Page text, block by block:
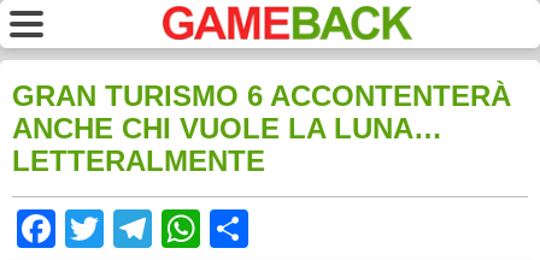
GRAN TURISMO 6 ACCONTENTERÀ
ANCHE CHI VUOLE LA LUNA…
LETTERALMENTE
Facebook
TwitterTelegram
WhatsApp